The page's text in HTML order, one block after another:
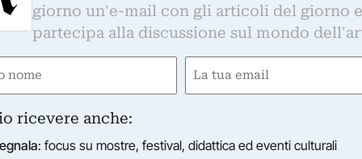
gallery, Milano;
del Sale, Venezia;
di R. Bellini, Liu Hiusu Art Museum, Shangai;
a cura di G. Tassi, Amphisbaena, Modena;
Gallery, Milano;
Milano;
giorno un'e-mail con gli articoli del giorno
partecipa alla discussione sul mondo
Email
ricevere anche:
: focus su mostre, festival, didattica ed eventi culturali